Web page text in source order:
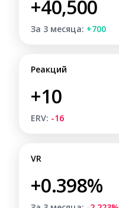
+40,500
За 3 месяца: +700
Реакций
+10
ERV: -16
VR
+0.398%